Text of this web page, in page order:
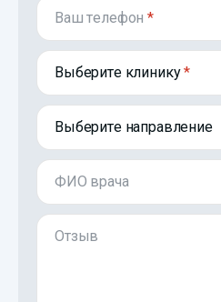
Ваш телефон*
Выберите клинику
Выберите направление
ФИО врача
Отзыв